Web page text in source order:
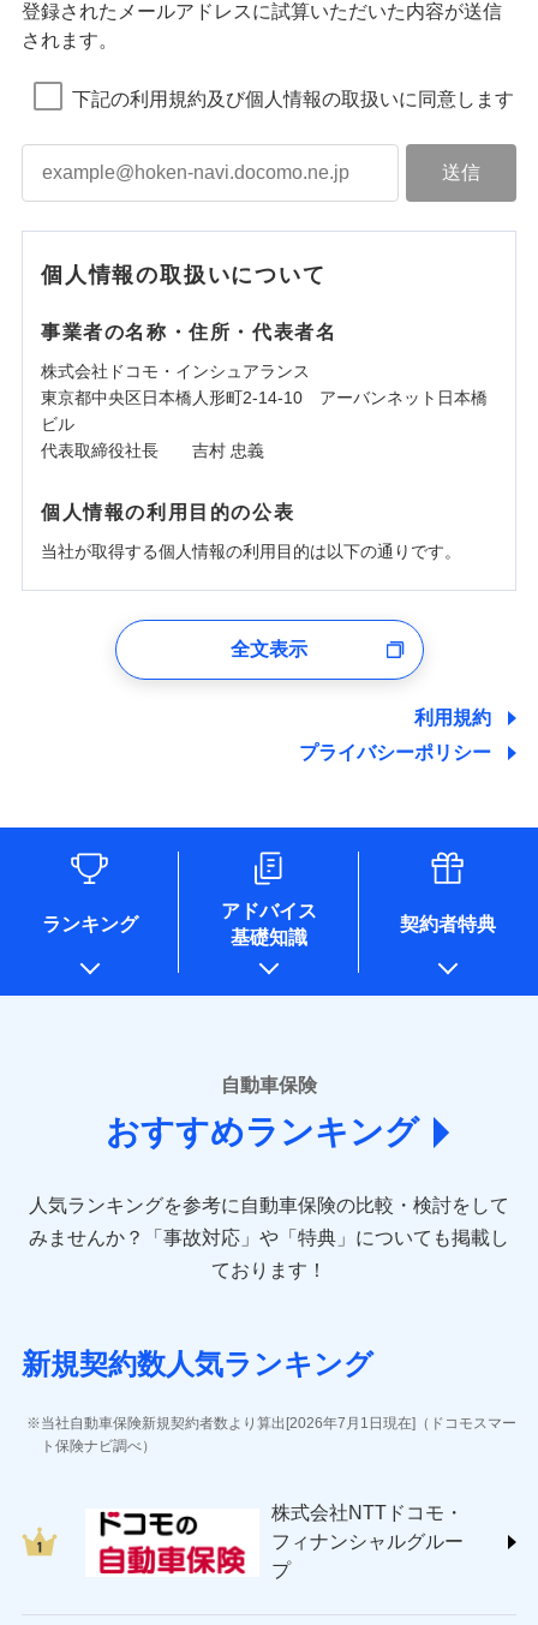
登録されたメールアドレスに試算いただいた内容が送信
されます。
下記の利用規約及び個人情報の取扱いに同意します
個人情報の取扱いについて
事業者の名称・住所・代表者名
株式会社ドコモ・インシュアランス
東京都中央区日本橋人形町2-14-10 アーバンネット日本橋
ビル
代表取締役社長 吉村 忠義
個人情報の利用目的の公表
当社が取得する個人情報の利用目的は以下の通りです。
ユーザー登録受付および、管理のため
しくは委託を受けている保険会社・提携会社の保険その他に
関する情報を提供し、金融商品等の契約を勧奨するため、ま
た維持管理等の委託業務遂行のため、またそれらに付帯、関
情報を取引のある他の保険会社の商品・サービスをご提案す
るために利用させていただくことがあります。）
各種セミナーの開催のため
コンサルティングサービスの実施のため
アンケートやキャンペーン等の実施のため
上記に係る案内・手続き・管理等付帯業務を行うため
* 当社が委託を受けている保険会社の情報は、保険会社のホ
ームページに掲載しておりますので、ご確認ください。
あいおいニッセイ同和損害保険株式会社
(https://www.aioinissaydowa.co.jp/)
アクサ損害保険株式会社 (https://www.axa-
direct.co.jp/)
sompo.co.jp/)
東京海上ダイレクト損害保険株式会社 (https://www.e-
AIG損害保険株式会社 (https://www.aig.co.jp/sonpo)
ジェイアイ傷害火災保険株式会社
ソニー損害保険株式会社
(https://www.sonysonpo.co.jp/)
ＳＯＭＰＯダイレクト損害保険株式会社
(https://www.sompo-direct.co.jp/)
チューリッヒ保険会社 (https://www.zurich.co.jp/)
全文表示
利用規約
プライバシーポリシー
ランキング
アドバイス
基礎知識
契約者特典
自動車保険
おすすめランキング
人気ランキングを参考に自動車保険の比較・検討をして
みませんか？
「事故対応」や「特典」についても掲載し
ております！
新規契約数人気ランキング
当社自動車保険新規契約者数より算出[2026年7月1日現在]（ドコモスマー
ト保険ナビ調べ）
株式会社NTTドコモ・
フィナンシャルグルー
プ